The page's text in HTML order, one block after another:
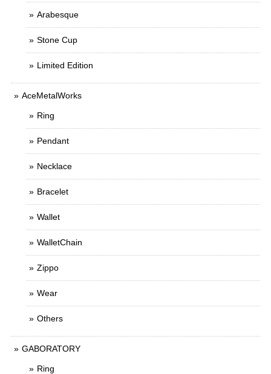
Arabesque
Stone Cup
Limited Edition
AceMetalWorks
Ring
Pendant
Necklace
Bracelet
Wallet
WalletChain
Zippo
Wear
Others
GABORATORY
Ring